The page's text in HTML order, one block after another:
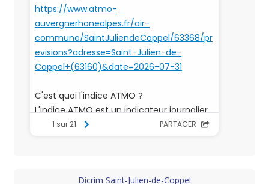
Dicrim Saint-Julien-de-Coppel